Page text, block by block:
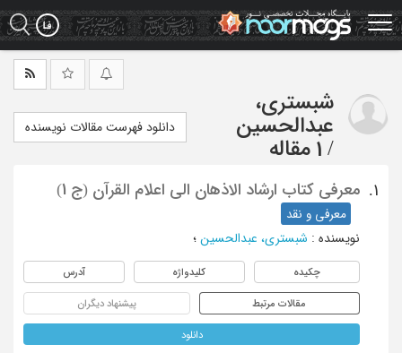
Skip
to
main
شبستری،
عبدالحسین
/ 1 مقاله
دانلود فهرست مقالات نویسنده
1. معرفی کتاب ارشاد الاذهان الی اعلام القرآن (ج 1)
معرفی و نقد
نویسنده : شبستری، عبدالحسین ؛
چکیده کلیدواژه آدرس
مقالات مرتبط پیشنهاد دیگران
دانلود